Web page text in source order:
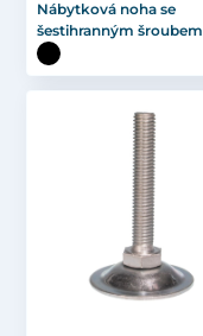
Nábytková noha se
šestihranným šroubem